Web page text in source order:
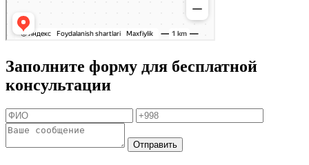
Заполните форму для бесплатной
консультации
Отправить